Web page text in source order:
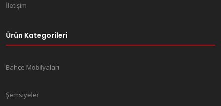
İletişim
Ürün Kategorileri
Bahçe Mobilyaları
Şemsiyeler